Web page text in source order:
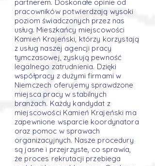
partnerem. Doskonałe opinie od
pracowników potwierdzają wysoki
poziom świadczonych przez nas
usług. Mieszkańcy miejscowości
Kamień Krajeński, którzy korzystają
z usług naszej agencji pracy
tymczasowej, zyskują pewność
legalnego zatrudnienia. Dzięki
współpracy z dużymi firmami w
Niemczech oferujemy sprawdzone
miejsca pracy w stabilnych
branżach. Każdy kandydat z
miejscowości Kamień Krajeński ma
zapewnione wsparcie koordynatora
oraz pomoc w sprawach
organizacyjnych. Nasze procedury
są jasne i przejrzyste, co sprawia,
że proces rekrutacji przebiega